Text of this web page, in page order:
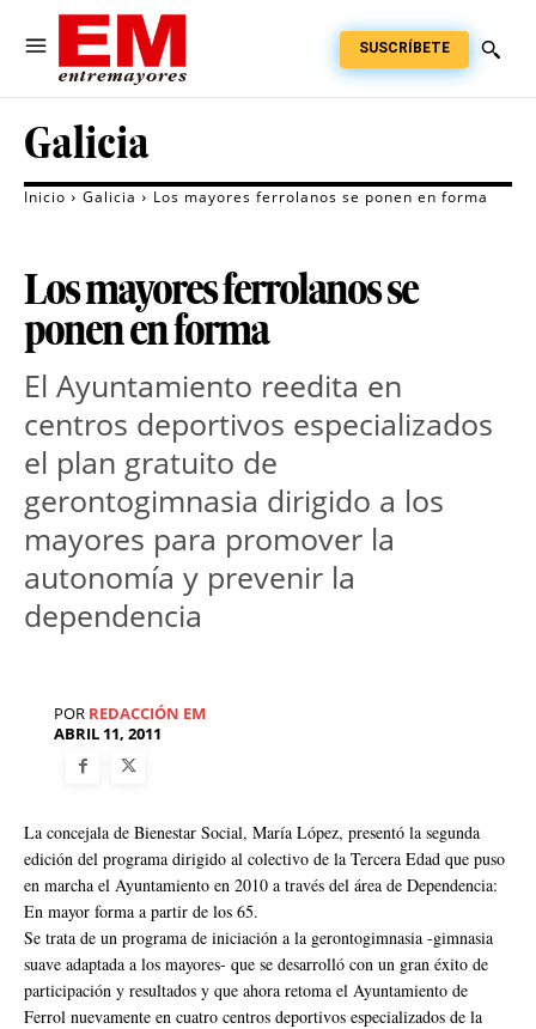
SUSCRÍBETE
Galicia
Inicio Galicia Los mayores ferrolanos se ponen en forma
Los mayores ferrolanos se
ponen en forma
El Ayuntamiento reedita en
centros deportivos especializados
el plan gratuito de
gerontogimnasia dirigido a los
mayores para promover la
autonomía y prevenir la
dependencia
POR REDACCIÓN EM
ABRIL 11, 2011
La concejala de Bienestar Social, María López, presentó la segunda
edición del programa dirigido al colectivo de la Tercera Edad que puso
en marcha el Ayuntamiento en 2010 a través del área de Dependencia:
En mayor forma a partir de los 65.
Se trata de un programa de iniciación a la gerontogimnasia -gimnasia
suave adaptada a los mayores- que se desarrolló con un gran éxito de
participación y resultados y que ahora retoma el Ayuntamiento de
Ferrol nuevamente en cuatro centros deportivos especializados de la